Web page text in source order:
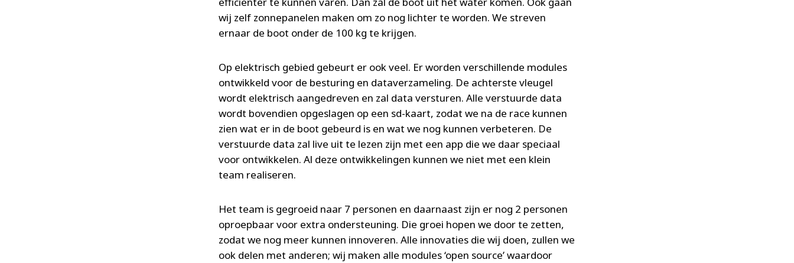
wij zelf zonnepanelen maken om zo nog lichter te worden. We streven
ernaar de boot onder de 100 kg te krijgen.
Op elektrisch gebied gebeurt er ook veel. Er worden verschillende modules
ontwikkeld voor de besturing en dataverzameling. De achterste vleugel
wordt elektrisch aangedreven en zal data versturen. Alle verstuurde data
wordt bovendien opgeslagen op een sd-kaart, zodat we na de race kunnen
zien wat er in de boot gebeurd is en wat we nog kunnen verbeteren. De
verstuurde data zal live uit te lezen zijn met een app die we daar speciaal
voor ontwikkelen. Al deze ontwikkelingen kunnen we niet met een klein
team realiseren.
Het team is gegroeid naar 7 personen en daarnaast zijn er nog 2 personen
oproepbaar voor extra ondersteuning. Die groei hopen we door te zetten,
zodat we nog meer kunnen innoveren. Alle innovaties die wij doen, zullen we
ook delen met anderen; wij maken alle modules ‘open source’ waardoor